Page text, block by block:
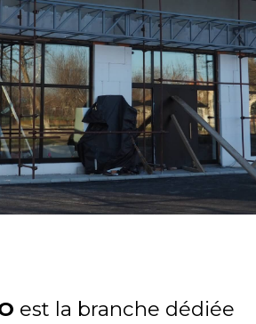
est la branche dédiée